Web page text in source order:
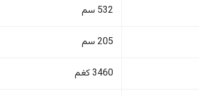
532 سم
205 سم
3460 كغم